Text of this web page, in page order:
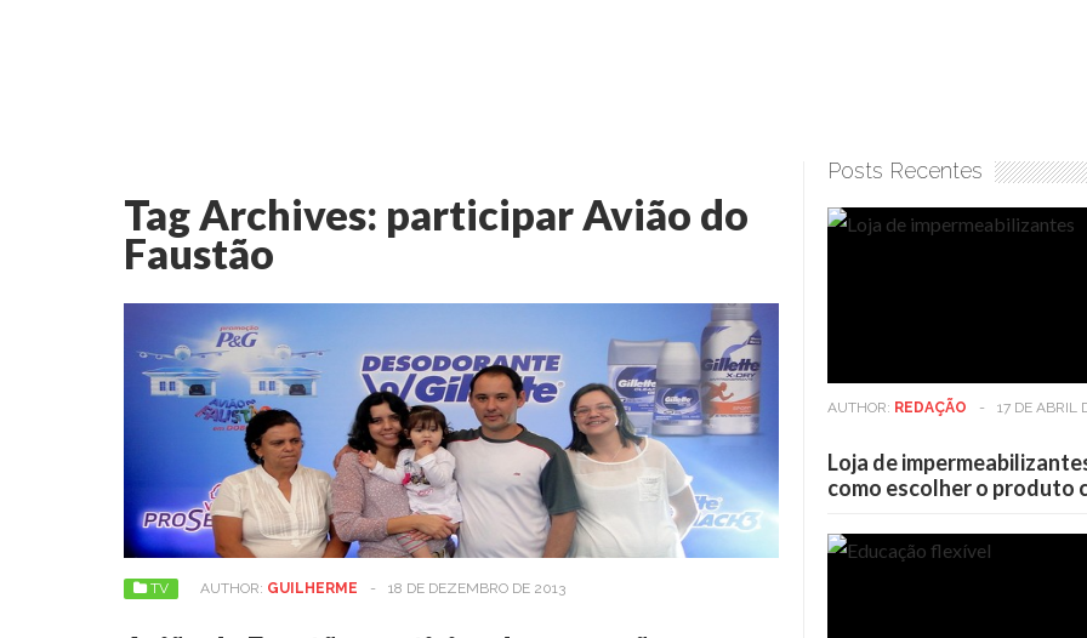
Tag Archives: participar Avião do
Faustão
TV AUTHOR: GUILHERME - 18 DE DEZEMBRO DE 2013
Posts Recentes
AUTHOR: REDAÇÃO - 17 DE ABRIL
Loja de
como escolher o produto